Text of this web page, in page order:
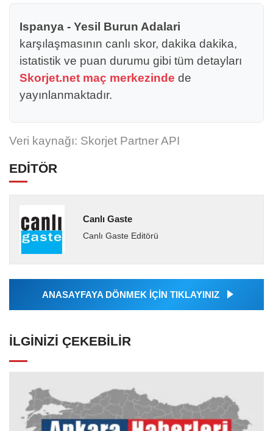
Ispanya - Yesil Burun Adalari
karşılaşmasının canlı skor, dakika dakika,
istatistik ve puan durumu gibi tüm detayları
Skorjet.net maç merkezinde de
yayınlanmaktadır.
Veri kaynağı: Skorjet Partner API
EDİTÖR
Canlı Gaste
Canlı Gaste Editörü
ANASAYFAYA DÖNMEK İÇİN TIKLAYINIZ
İLGINIZI ÇEKEBILIR